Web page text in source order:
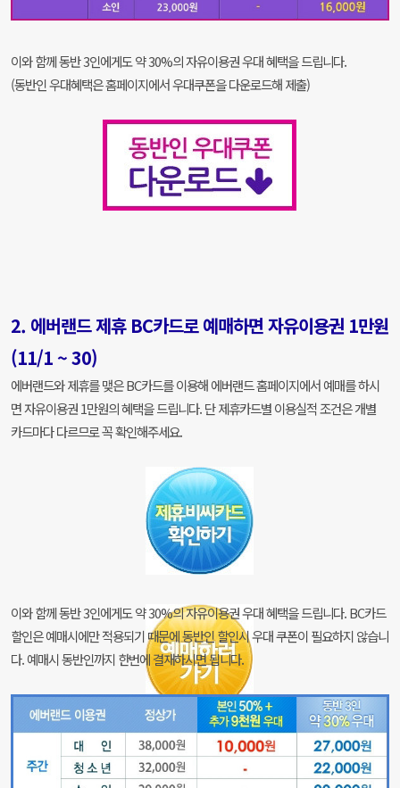
이와 함께 동반 3인에게도 약 30%의 자유이용권 우대 혜택을 드립니다.
(동반인 우대혜택은 홈페이지에서 우대쿠폰을 다운로드해 제출)
2. 에버랜드 제휴 BC카드로 예매하면 자유이용권 1만원
(11/1 ~ 30)
에버랜드와 제휴를 맺은 BC카드를 이용해 에버랜드 홈페이지에서 예매를 하시
면 자유이용권 1만원의 혜택을 드립니다. 단 제휴카드별 이용실적 조건은 개별
카드마다 다르므로 꼭 확인해주세요.
이와 함께 동반 3인에게도 약 30%의 자유이용권 우대 혜택을 드립니다. BC카드
할인은 예매시에만 적용되기 때문에 동반인 할인시 우대 쿠폰이 필요하지 않습니
다. 예매시 동반인까지 한번에 결재하시면 됩니다.